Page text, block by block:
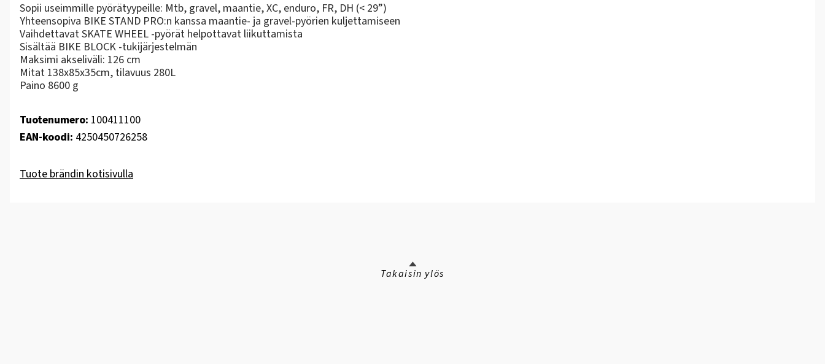
Sopii useimmille pyörätyypeille: Mtb, gravel, maantie, XC, enduro, FR, DH (< 29”)
Yhteensopiva BIKE STAND PRO:n kanssa maantie- ja gravel-pyörien kuljettamiseen
Vaihdettavat SKATE WHEEL -pyörät helpottavat liikuttamista
Sisältää BIKE BLOCK -tukijärjestelmän
Maksimi akseliväli: 126 cm
Mitat 138x85x35cm, tilavuus 280L
Paino 8600 g
Tuotenumero: 100411100
EAN-koodi: 4250450726258
Tuote brändin kotisivulla
Takaisin ylös